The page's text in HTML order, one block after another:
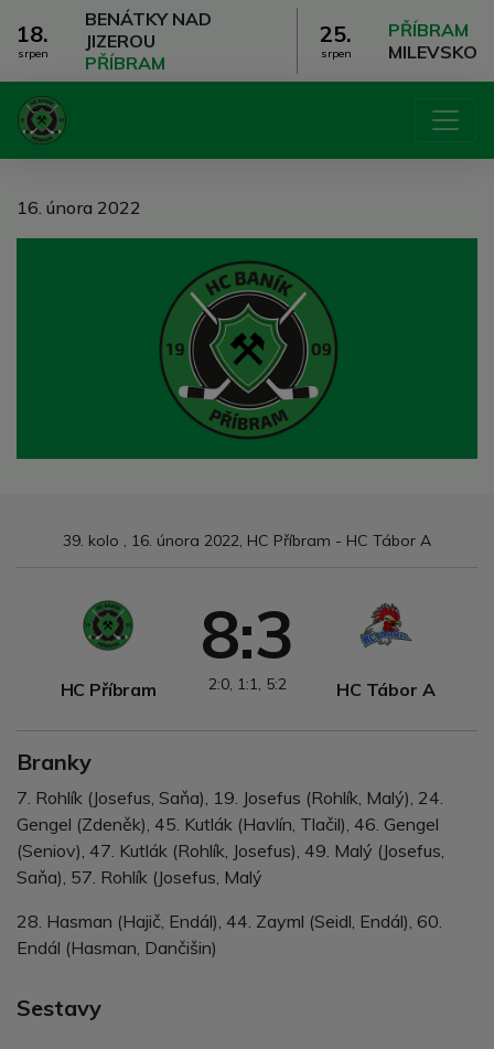
18.
srpen
BENÁTKY NAD
JIZEROU
PŘÍBRAM
25.
srpen
PŘÍBRAM
MILEVSKO
16. února 2022
39. kolo , 16. února 2022, HC Příbram - HC Tábor A
HC Příbram
8:3
2:0, 1:1, 5:2 HC Tábor A
Branky
7. Rohlík (Josefus, Saňa), 19. Josefus (Rohlík, Malý), 24.
Gengel (Zdeněk), 45. Kutlák (Havlín, Tlačil), 46. Gengel
(Seniov), 47. Kutlák (Rohlík, Josefus), 49. Malý (Josefus,
Saňa), 57. Rohlík (Josefus, Malý
28. Hasman (Hajič, Endál), 44. Zayml (Seidl, Endál), 60.
Endál (Hasman, Dančišin)
Sestavy